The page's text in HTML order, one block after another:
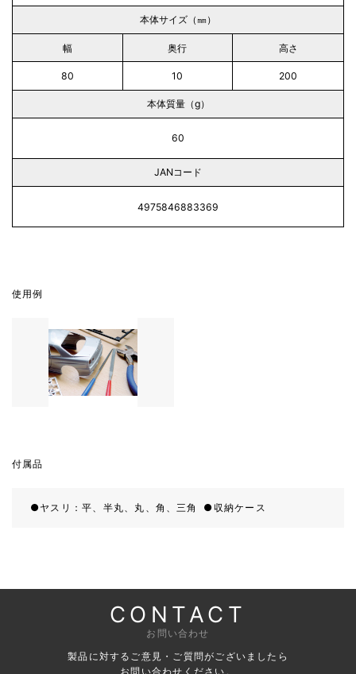
本体サイズ（㎜）
幅 奥行 高さ
80 10 200
本体質量（g）
60
JANコード
4975846883369
使用例
付属品
ヤスリ：平、半丸、丸、角、三角 収納ケース
CONTACT
お問い合わせ
製品に対するご意見・ご質問がございましたら
お問い合わせください。